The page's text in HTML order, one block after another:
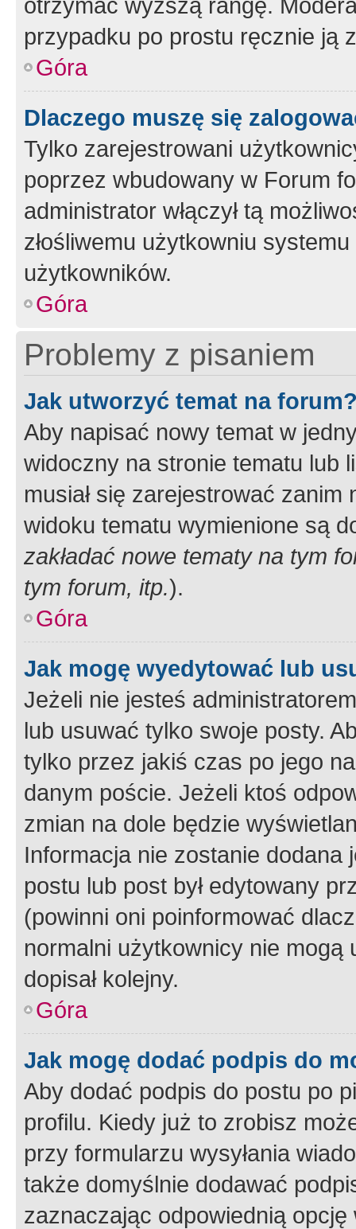
przypadku po prostu ręcznie ją
Góra
Dlaczego muszę się
Tylko zarejestrowani
poprzez wbudowany w Forum
administrator włączył tą
złośliwemu użytkowniu
użytkowników.
Góra
Problemy z pisaniem
Jak utworzyć temat na
Aby napisać nowy temat w
widoczny na stronie tematu lub
musiał się zarejestrować
widoku tematu wymienione są
zakładać nowe tematy na tym
tym forum, itp.).
Góra
Jak mogę wyedytować lub
Jeżeli nie jesteś
lub usuwać tylko swoje posty.
tylko przez jakiś czas po jego
danym poście. Jeżeli ktoś
zmian na dole będzie
Informacja nie zostanie dodana
postu lub post był edytowany
(powinni oni poinformować
normalni użytkownicy nie
dopisał kolejny.
Góra
Jak mogę dodać podpis do
Aby dodać podpis do postu po
profilu. Kiedy już to zrobisz
przy formularzu wysyłania
także domyślnie dodawać
zaznaczając odpowiednią